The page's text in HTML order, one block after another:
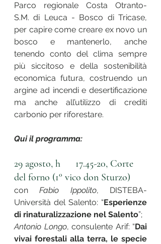
Parco regionale Costa Otranto-
S.M. di Leuca - Bosco di Tricase,
per capire come creare ex novo un
bosco e mantenerlo, anche
tenendo conto del clima sempre
più siccitoso e della sostenibilità
economica futura, costruendo un
ma anche all’utilizzo di crediti
carbonio per riforestare.
Qui il programma:
29 agosto, h      17.45-20, Corte
del forno (1° vico don Sturzo)
con Fabio Ippolito, DISTEBA-
Università del Salento: “Esperienze
di rinaturalizzazione nel Salento”;
Antonio Longo, consulente Arif: “Dai
vivai forestali alla terra, le specie